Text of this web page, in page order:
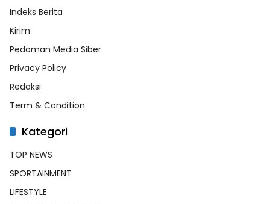
Indeks Berita
Kirim
Pedoman Media Siber
Privacy Policy
Redaksi
Term & Condition
Kategori
TOP NEWS
SPORTAINMENT
LIFESTYLE